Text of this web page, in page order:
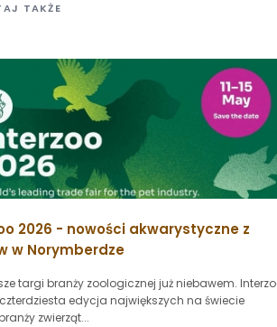
TAKŻE
2026 - nowości akwarystyczne z
w Norymberdze
targi branży zoologicznej już niebawem.
edycja największych na świecie
zwierząt...